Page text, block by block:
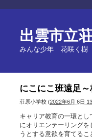
出雲市立
みんな少年 花咲く樹
にこにこ班遠足～
荘原小学校 (2022年6月 6日
キャリア教育の一環と
にオリエンテーリング
うとする意欲を育てる